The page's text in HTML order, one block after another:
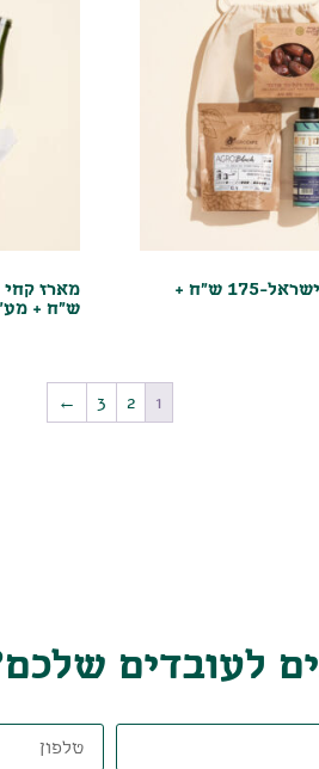
מארז השק של ישראל-175 ש"ח +
ש"ח +
1
2
3
←
לעובדים